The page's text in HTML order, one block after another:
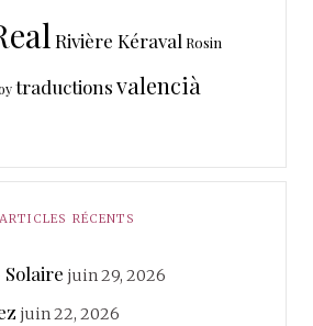
Rivière Kéraval Rosin
traductionsvalencià
ARTICLES RÉCENTS
juin 29, 2026
juin 22, 2026